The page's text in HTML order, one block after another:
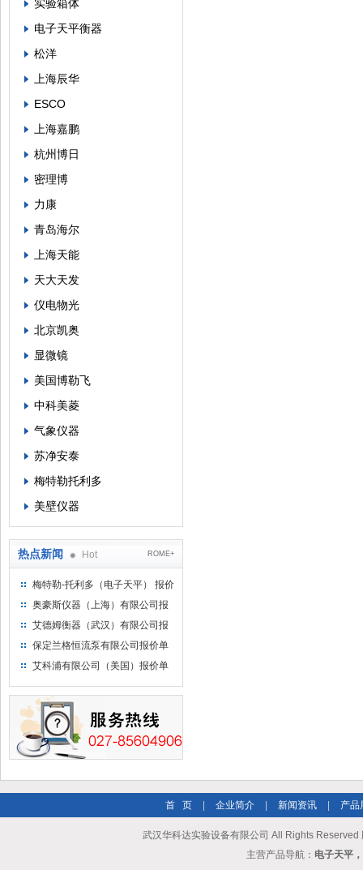
实验箱体
电子天平衡器
松洋
上海辰华
ESCO
上海嘉鹏
杭州博日
密理博
力康
青岛海尔
上海天能
天大天发
仪电物光
北京凯奥
显微镜
美国博勒飞
中科美菱
气象仪器
苏净安泰
梅特勒托利多
美壁仪器
热点新闻 Hot ROME+
梅特勒-托利多（电子天平） 报价
单
奥豪斯仪器（上海）有限公司报
价单
艾德姆衡器（武汉）有限公司报
价单
保定兰格恒流泵有限公司报价单
艾科浦有限公司（美国）报价单
首 页 企业简介 新闻资讯 产品
武汉华科达实验设备有限公司 All Rights Reserved
主营产品导航： 电子天平